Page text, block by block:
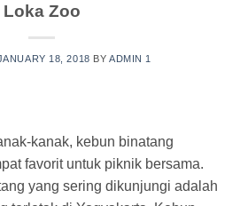
Loka Zoo
18, 2018 BY ADMIN 1
kanak, kebun binatang
favorit untuk piknik bersama.
yang sering dikunjungi adalah